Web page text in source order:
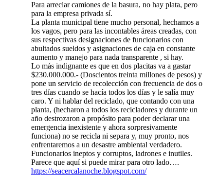
Para arreclar camiones de la basura, no hay plata, pero
para la empresa privada sí.
La planta municipal tiene mucho personal, hechamos a
los vagos, pero para las incontables áreas creadas, con
sus respectivas designaciones de funcionarios con
abultados sueldos y asignaciones de caja en constante
aumento y manejo para nada transparente , si hay.
Lo más indignante es que en dos placitas va a gastar
$230.000.000.- (Doscientos treinta millones de pesos) y
pone un servicio de recolección con frecuencia de dos o
tres días cuando se hacía todos los días y le salía muy
caro. Y ni hablar del reciclado, que contando con una
planta, (hecharon a todos los recicladores y durante un
año destrozaron a propósito para poder declarar una
emergencia inexistente y ahora sorpresivamente
funciona) no se recicla ni separa y, muy pronto, nos
enfrentaremos a un desastre ambiental verdadero.
Funcionarios ineptos y corruptos, ladrones e inutiles.
Parece que aquí si puede mirar para otro lado….
https://seacercalanoche.blogspot.com/